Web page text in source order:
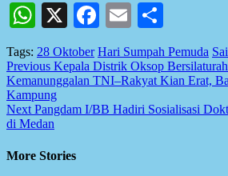
WhatsApp
X Facebook
Email
Tags: 28 Oktober Hari Sumpah Pemuda
Post
navigation
Previous Kepala Distrik Oksop
Kemanunggalan TNI–Rakyat Kian Erat,
Kampung
Next Pangdam I/BB Hadiri Sosialisasi
di Medan
More Stories